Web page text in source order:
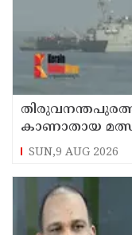
കാണാതായ
തിരച്ചില്‍
SUN,9 AUG 2026